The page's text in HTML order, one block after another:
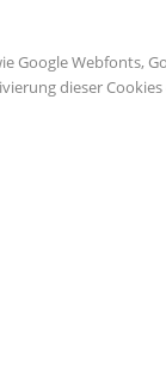
Google Webfonts,
dieser